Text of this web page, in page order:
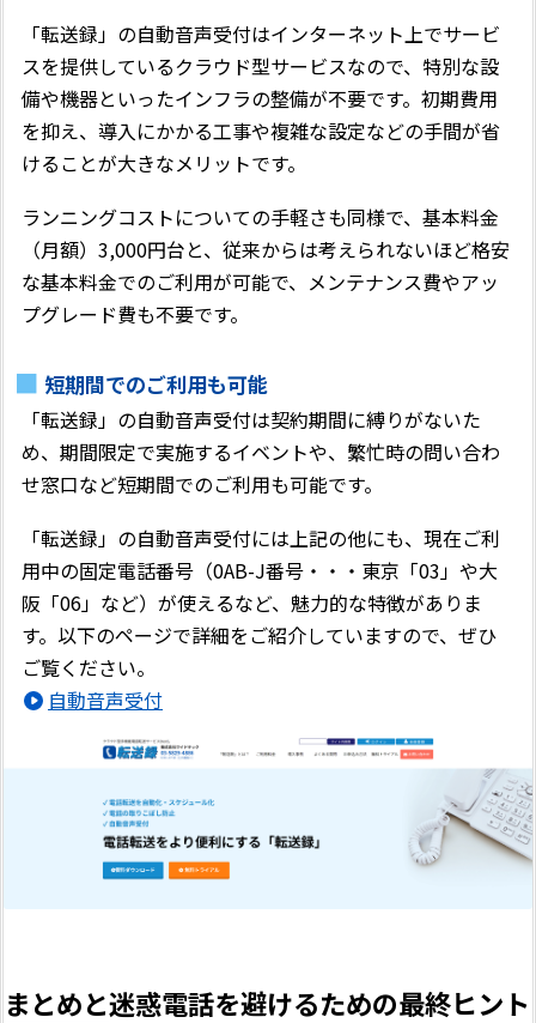
「転送録」の自動音声受付はインターネット上でサービ
スを提供しているクラウド型サービスなので、特別な設
備や機器といったインフラの整備が不要です。初期費用
を抑え、導入にかかる工事や複雑な設定などの手間が省
けることが大きなメリットです。
ランニングコストについての手軽さも同様で、基本料金
（月額）3,000円台と、従来からは考えられないほど格安
な基本料金でのご利用が可能で、メンテナンス費やアッ
プグレード費も不要です。
短期間でのご利用も可能
「転送録」の自動音声受付は契約期間に縛りがないた
め、期間限定で実施するイベントや、繁忙時の問い合わ
せ窓口など短期間でのご利用も可能です。
「転送録」の自動音声受付には上記の他にも、現在ご利
用中の固定電話番号（0AB-J番号・・・東京「03」や大
阪「06」など）が使えるなど、魅力的な特徴がありま
す。以下のページで詳細をご紹介していますので、ぜひ
ご覧ください。
自動音声受付
まとめと迷惑電話を避けるための最終ヒント